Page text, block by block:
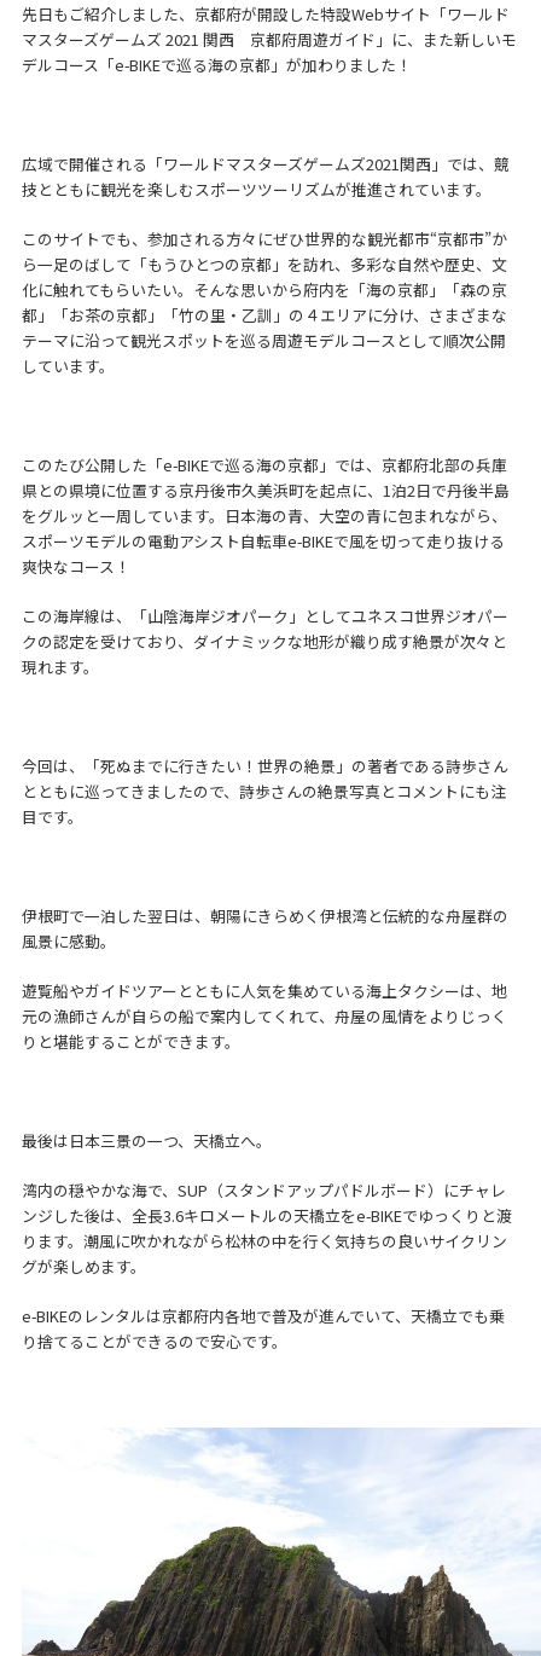
先日もご紹介しました、京都府が開設した特設Webサイト「ワールド
マスターズゲームズ 2021 関西 京都府周遊ガイド」に、また新しいモ
デルコース「e-BIKEで巡る海の京都」が加わりました！
広域で開催される「ワールドマスターズゲームズ2021関西」では、競
技とともに観光を楽しむスポーツツーリズムが推進されています。
このサイトでも、参加される方々にぜひ世界的な観光都市“京都市”か
ら一足のばして「もうひとつの京都」を訪れ、多彩な自然や歴史、文
化に触れてもらいたい。そんな思いから府内を「海の京都」「森の京
都」「お茶の京都」「竹の里・乙訓」の４エリアに分け、さまざまな
テーマに沿って観光スポットを巡る周遊モデルコースとして順次公開
しています。
このたび公開した「e-BIKEで巡る海の京都」では、京都府北部の兵庫
県との県境に位置する京丹後市久美浜町を起点に、1泊2日で丹後半島
をグルッと一周しています。日本海の青、大空の青に包まれながら、
スポーツモデルの電動アシスト自転車e-BIKEで風を切って走り抜ける
爽快なコース！
この海岸線は、「山陰海岸ジオパーク」としてユネスコ世界ジオパー
クの認定を受けており、ダイナミックな地形が織り成す絶景が次々と
現れます。
今回は、「死ぬまでに行きたい！世界の絶景」の著者である詩歩さん
とともに巡ってきましたので、詩歩さんの絶景写真とコメントにも注
目です。
伊根町で一泊した翌日は、朝陽にきらめく伊根湾と伝統的な舟屋群の
風景に感動。
遊覧船やガイドツアーとともに人気を集めている海上タクシーは、地
元の漁師さんが自らの船で案内してくれて、舟屋の風情をよりじっく
りと堪能することができます。
最後は日本三景の一つ、天橋立へ。
湾内の穏やかな海で、SUP（スタンドアップパドルボード）にチャレ
ンジした後は、全長3.6キロメートルの天橋立をe-BIKEでゆっくりと渡
ります。潮風に吹かれながら松林の中を行く気持ちの良いサイクリン
グが楽しめます。
e-BIKEのレンタルは京都府内各地で普及が進んでいて、天橋立でも乗
り捨てることができるので安心です。